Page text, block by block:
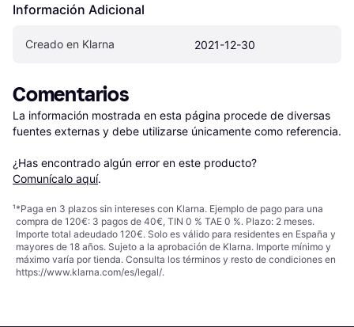
Información Adicional
Creado en Klarna 2021-12-30
Comentarios
La información mostrada en esta página procede de diversas
fuentes externas y debe utilizarse únicamente como referencia.
¿Has encontrado algún error en este producto?
Comunícalo aquí.
¹*Paga en 3 plazos sin intereses con Klarna. Ejemplo de pago para una
compra de 120€: 3 pagos de 40€, TIN 0 % TAE 0 %. Plazo: 2 meses.
Importe total adeudado 120€. Solo es válido para residentes en España y
mayores de 18 años. Sujeto a la aprobación de Klarna. Importe mínimo y
máximo varía por tienda. Consulta los términos y resto de condiciones en
https://www.klarna.com/es/legal/.